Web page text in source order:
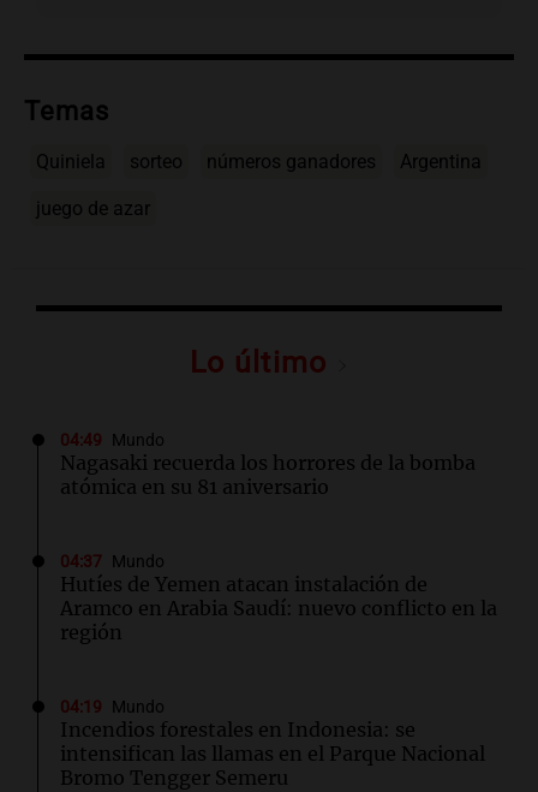
Temas
Quiniela sorteo números ganadores Argentina
juego de azar
Lo último
04:49 Mundo
Nagasaki recuerda los horrores de la bomba
atómica en su 81 aniversario
04:37 Mundo
Hutíes de Yemen atacan instalación de
Aramco en Arabia Saudí: nuevo conflicto en la
región
04:19 Mundo
Incendios forestales en Indonesia: se
intensifican las llamas en el Parque Nacional
Bromo Tengger Semeru